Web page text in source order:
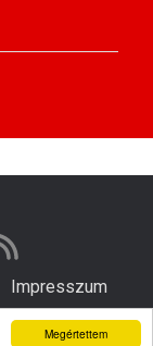
Megértettem
Impresszum